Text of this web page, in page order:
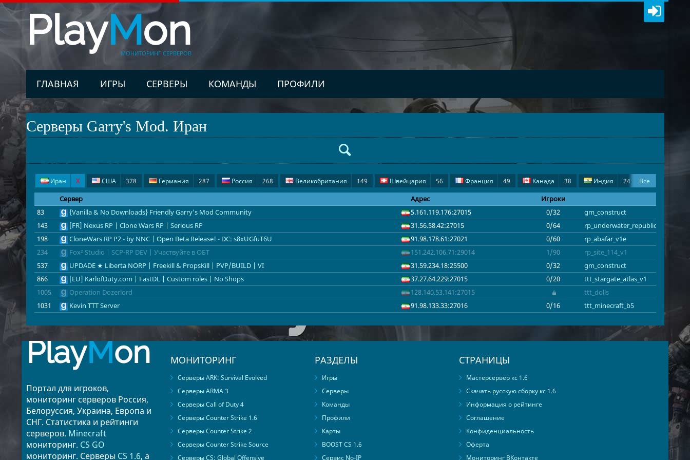
PlayMon
МОНИТОРИНГ СЕРВЕРОВ
ГЛАВНАЯ ИГРЫ СЕРВЕРЫ КОМАНДЫ ПРОФИЛИ
Серверы Garry's Mod. Иран
Иран X США 378 Германия 287 Россия 268 Великобритания 149 Швейцария 56 Франция 49 Канада 38 Индия
24
Хорватия
Норвегия 6 Финляндия 5
Италия
2 Греция 2 Австралия 2 Венгрия Арабские Эмираты 1 Чехия Словакия
1
Австрия
1 Азербайджан 1 Эстония 1 Ирландия 1 Болгария 1 Испания 1 Беларусь 1 Ирак 1 Румыния 1
Все
Сервер Адрес
Игроки
83
{Vanilla & No Downloads} Friendly Garry's Mod Community 5.161.119.176:27015 0/32
gm_construct
143
[FR] Nexus RP | Clone Wars RP | Serious RP 31.56.58.42:27015 0/64
rp_underwater_republic_base
198
CloneWars RP P2 - by NNC | Open Beta Release! - DC: s8xUGfuT6U 91.98.178.61:27021 0/60
rp_abafar_v1e
234
Fox² Studio | SCP-RP DEV | Участвуйте в ОБТ 151.242.106.71:29014 1/90
rp_site_114_v1
537
UPDADE ★ Liberta NORP | Freekill & PropsKill | PVP/BUILD | VI 31.59.234.18:25500 0/32
gm_construct
866
[EU] KarlofDuty.com | FastDL | Custom roles | No Shops 37.27.64.229:27015 0/20
ttt_stargate_atlas_v1
1005
Operation Dozerlord 128.140.53.141:27015
ttt_dolls
1031
Kevin TTT Server 91.98.133.33:27016 0/16 ttt_minecraft_b5
PlayMon
Портал для игроков,
мониторинг серверов Россия,
Белоруссия, Украина, Европа и
СНГ. Статистика и рейтинги
серверов. Minecraft
мониторинг. CS GO
мониторинг. Серверы CS 1.6, а
МОНИТОРИНГ
Серверы ARK: Survival Evolved
Серверы ARMA 3
Серверы Call of Duty 4
Серверы Counter Strike 1.6
Серверы Counter Strike 2
Серверы Counter Strike Source
Серверы CS: Global Offensive
РАЗДЕЛЫ
Игры
Серверы
Команды
Профили
Карты
BOOST CS 1.6
Сервис No-IP
СТРАНИЦЫ
Мастерсервер кс 1.6
Скачать русскую сборку кс 1.6
Информация о рейтинге
Соглашение
Конфиденциальность
Оферта
Мониторинг ВКонтакте